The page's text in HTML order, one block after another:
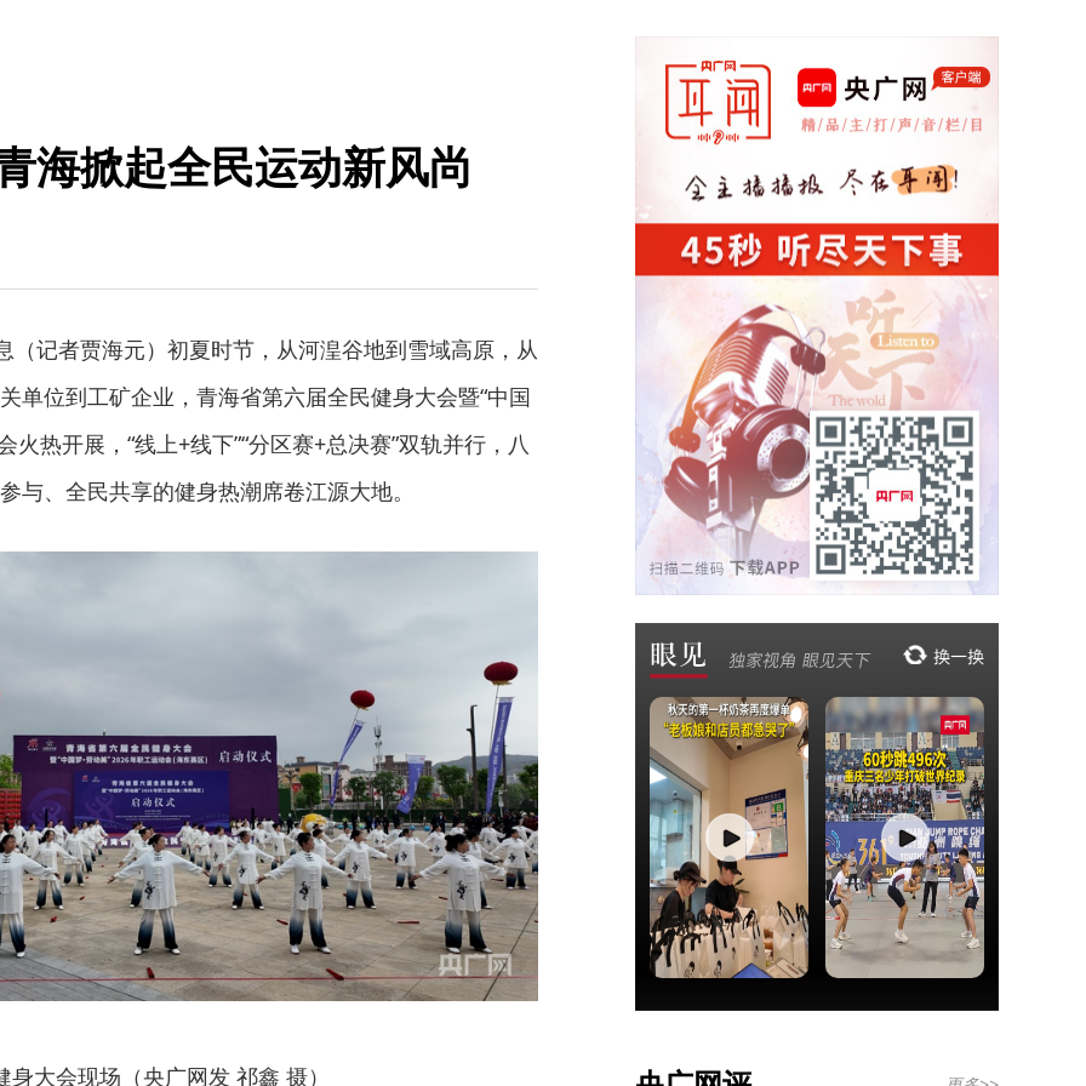
海掀起全民运动新风尚
（记者贾海元）初夏时节，从河湟谷地到雪域高原，从
单位到工矿企业，青海省第六届全民健身大会暨“中国
火热开展，“线上+线下”“分区赛+总决赛”双轨并行，八
与、全民共享的健身热潮席卷江源大地。
身大会现场（央广网发 祁鑫 摄）